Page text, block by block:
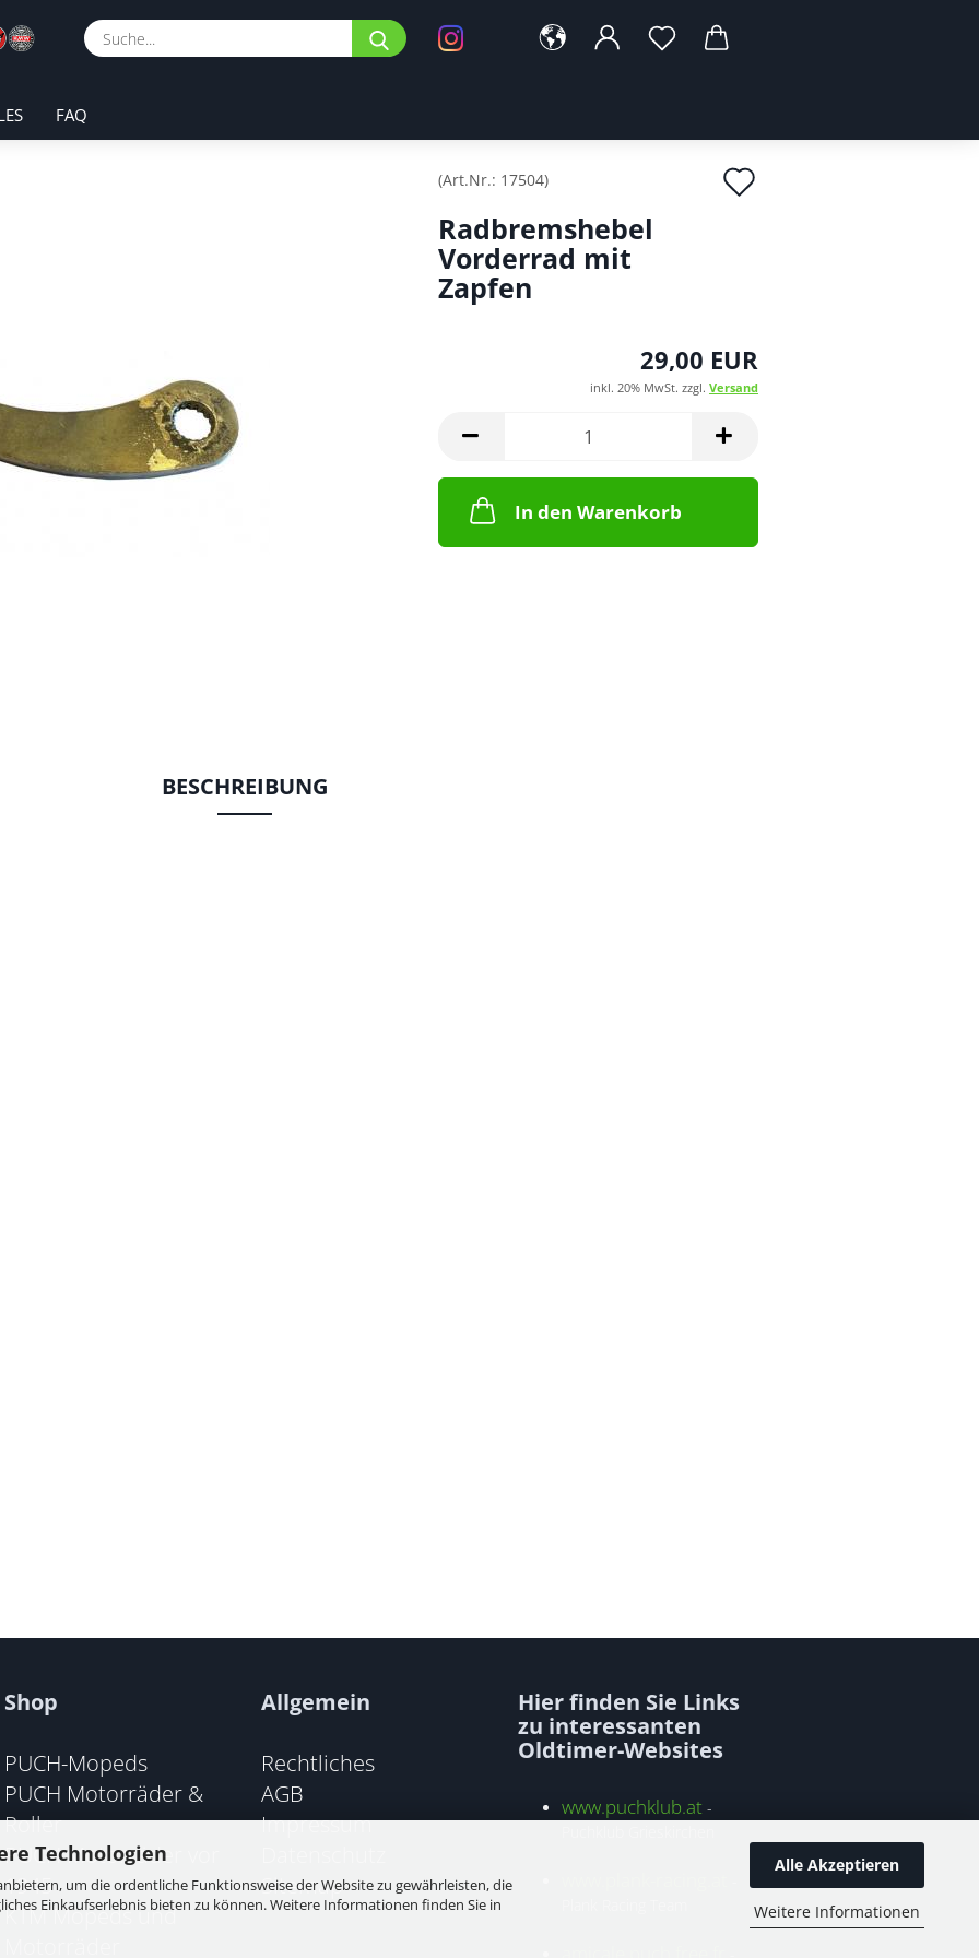
Technologien
um die ordentliche Funktionsweise der Website zu gewährleisten, die
Einkaufserlebnis bieten zu können. Weitere Informationen finden Sie in
Alle Akzeptieren
Weitere Informationen
Suche...
FAQ
(Art.Nr.: 17504)
Radbremshebel
Vorderrad mit
Zapfen
29,00 EUR
inkl. 20% MwSt. zzgl. Versand
In den Warenkorb
BESCHREIBUNG
Shop
PUCH-Mopeds
PUCH Motorräder &
Roller
PUCH Motorräder vor
1945
KTM Mopeds und
Allgemein
Rechtliches
AGB
Impressum
Sitemap
Hier finden Sie Links
zu interessanten
Oldtimer-Websites
www.puchklub.at -